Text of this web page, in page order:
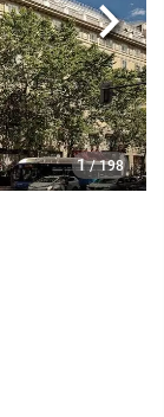
1 / 198